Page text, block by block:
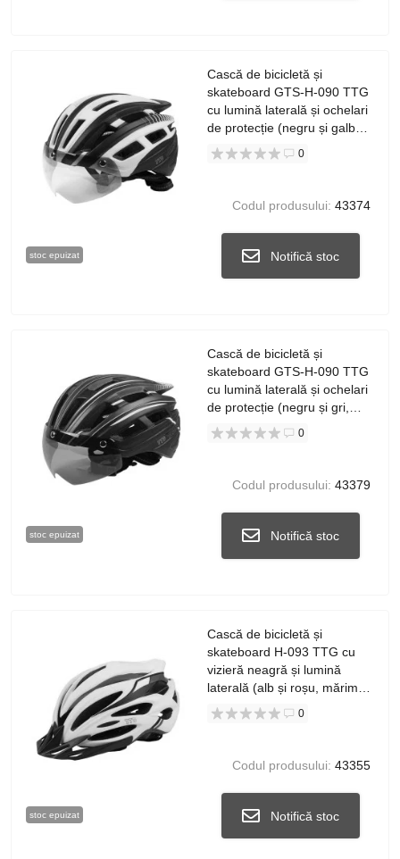
stoc epuizat
Cască de bicicletă și
skateboard GTS-H-090 TTG
cu lumină laterală și ochelari
de protecție (negru și galben,
mărimea L)
0
Codul produsului: 43374
Notifică stoc
stoc epuizat
Cască de bicicletă și
skateboard GTS-H-090 TTG
cu lumină laterală și ochelari
de protecție (negru și gri,
mărimea L)
0
Codul produsului: 43379
Notifică stoc
stoc epuizat
Cască de bicicletă și
skateboard H-093 TTG cu
vizieră neagră și lumină
laterală (alb și roșu, mărimea
L)
0
Codul produsului: 43355
Notifică stoc